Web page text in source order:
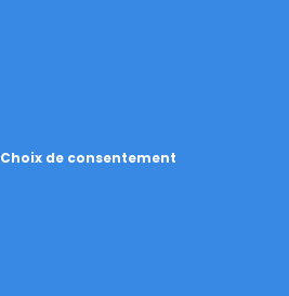
Choix de consentement